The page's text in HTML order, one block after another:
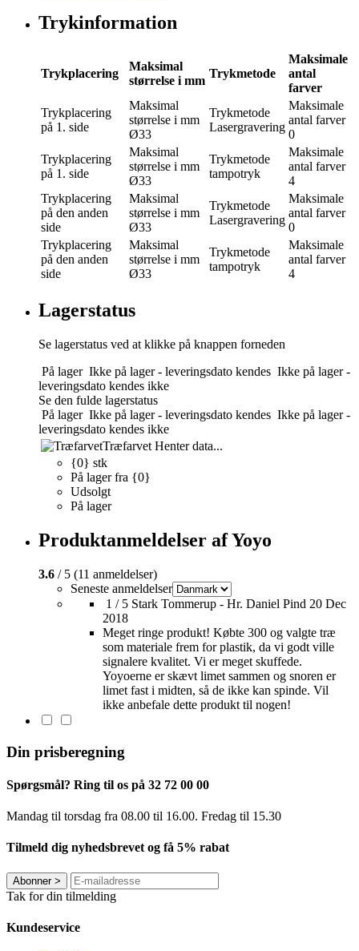
Trykinformation
Trykplacering
Maksimal
størrelse i mm
Trykmetode
Maksimale
antal
farver
Trykplacering
på 1. side
Maksimal
størrelse i mm
Ø33
Trykmetode
Lasergravering
Maksimale
antal farver
0
Trykplacering
på 1. side
Maksimal
størrelse i mm
Ø33
Trykmetode
tampotryk
Maksimale
antal farver
4
Trykplacering
på den anden
side
Maksimal
størrelse i mm
Ø33
Trykmetode
Lasergravering
Maksimale
antal farver
0
Trykplacering
på den anden
side
Maksimal
størrelse i mm
Ø33
Trykmetode
tampotryk
Maksimale
antal farver
4
Lagerstatus
Se lagerstatus ved at klikke på knappen forneden
På lager Ikke på lager - leveringsdato kendes Ikke på lager -
leveringsdato kendes ikke
Se den fulde lagerstatus
På lager Ikke på lager - leveringsdato kendes Ikke på lager -
leveringsdato kendes ikke
Træfarvet Henter data...
{0} stk
På lager fra {0}
Udsolgt
På lager
Produktanmeldelser af Yoyo
3.6 / 5 (11 anmeldelser)
Seneste anmeldelser
1 / 5 Stark Tommerup - Hr. Daniel Pind 20 Dec
2018
Meget ringe produkt! Købte 300 og valgte træ
som materiale frem for plastik, da vi godt ville
signalere kvalitet. Vi er meget skuffede.
Yoyoerne er skævt limet sammen og snoren er
limet fast i midten, så de ikke kan spinde. Vil
ikke anbefale dette produkt til nogen!
Din prisberegning
Spørgsmål? Ring til os på 32 72 00 00
Mandag til torsdag fra 08.00 til 16.00. Fredag ​​til 15.30
Tilmeld dig nyhedsbrevet og få 5% rabat
Abonner>
Tak for din tilmelding
Kundeservice